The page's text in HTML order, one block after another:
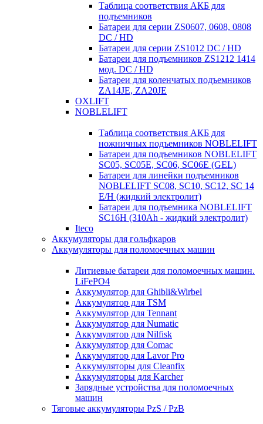
Таблица соответствия АКБ для
подъемников
Батареи для серии ZS0607, 0608, 0808
DC / HD
Батареи для серии ZS1012 DC / HD
Батареи для подъемников ZS1212 1414
мод. DC / HD
Батареи для коленчатых подъемников
ZA14JE, ZA20JE
OXLIFT
NOBLELIFT
Таблица соответствия АКБ для
ножничных подъемников NOBLELIFT
Батареи для подъемников NOBLELIFT
SC05, SC05E, SC06, SC06E (GEL)
Батареи для линейки подъемников
NOBLELIFT SC08, SC10, SC12, SC 14
E/H (жидкий электролит)
Батареи для подъемника NOBLELIFT
SC16H (310Ah - жидкий электролит)
Iteco
Аккумуляторы для гольфкаров
Аккумуляторы для поломоечных машин
Литиевые батареи для поломоечных машин.
LiFePO4
Аккумулятор для Ghibli&Wirbel
Аккумулятор для TSM
Аккумулятор для Tennant
Аккумулятор для Numatic
Аккумулятор для Nilfisk
Аккумулятор для Comac
Аккумулятор для Lavor Pro
Аккумуляторы для Cleanfix
Аккумуляторы для Karcher
Зарядные устройства для поломоечных
машин
Тяговые аккумуляторы PzS / PzB